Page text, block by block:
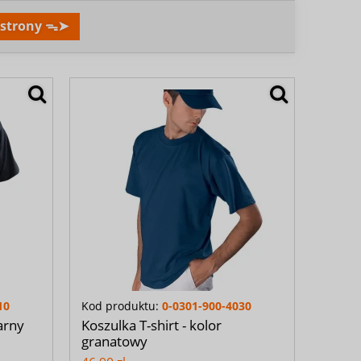
strony ᯓ➤
Kod produktu: 0-0301-900-4030
Koszulka T-shirt - kolor
granatowy